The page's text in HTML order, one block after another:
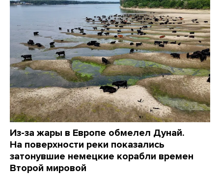
Из-за жары в Европе обмелел Дунай.
На поверхности реки показались
затонувшие немецкие корабли времен
Второй мировой